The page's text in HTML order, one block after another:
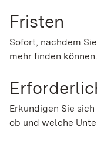
Fristen
Sofort, nachdem
mehr finden können.
Erkundigen Sie
ob und welche